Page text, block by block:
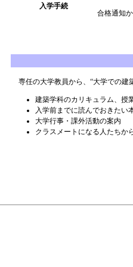
入学手続
合格通知
専任の大学教員から、“大学での建
建築学科のカリキュラム、授
入学前までに読んでおきたい
大学行事・課外活動の案内
クラスメートになる人たちか